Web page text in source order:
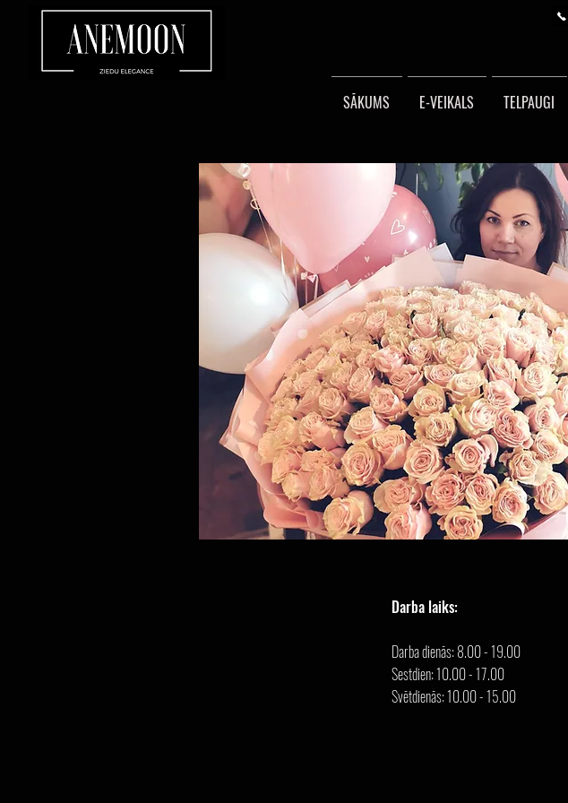
SĀKUMS E-VEIKALS TELPAUGI
Darba laiks:
Darba dienās: 8.00 - 19.00
Sestdien: 10.00 - 17.00
Svētdienās: 10.00 - 15.00